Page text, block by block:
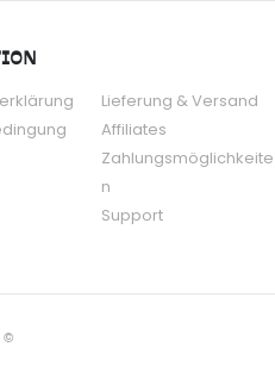
Lieferung & Versand
Affiliates
Zahlungsmöglichkeite
n
Support